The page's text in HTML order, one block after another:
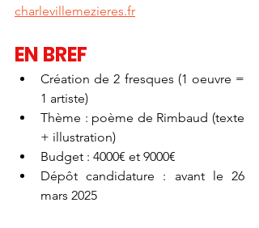
charlevillemezieres.fr
EN BREF
Création de 2 fresques (1 oeuvre =
1 artiste)
Thème : poème de Rimbaud (texte
+ illustration)
Budget : 4000€ et 9000€
Dépôt candidature : avant le 26
mars 2025